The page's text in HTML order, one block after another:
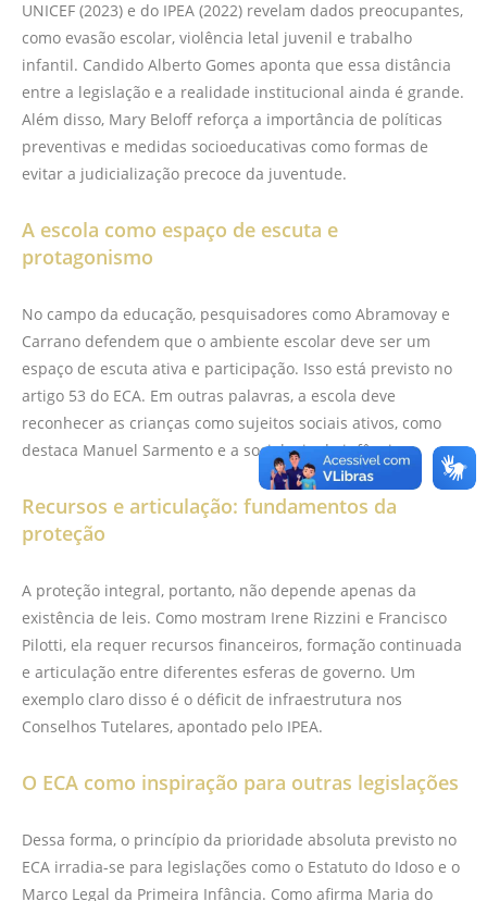
UNICEF (2023) e do IPEA (2022) revelam dados preocupantes,
como evasão escolar, violência letal juvenil e trabalho
infantil. Candido Alberto Gomes aponta que essa distância
entre a legislação e a realidade institucional ainda é grande.
Além disso, Mary Beloff reforça a importância de políticas
preventivas e medidas socioeducativas como formas de
evitar a judicialização precoce da juventude.
A escola como espaço de escuta e
protagonismo
No campo da educação, pesquisadores como Abramovay e
Carrano defendem que o ambiente escolar deve ser um
espaço de escuta ativa e participação. Isso está previsto no
artigo 53 do ECA. Em outras palavras, a escola deve
reconhecer as crianças como sujeitos sociais ativos, como
destaca Manuel Sarmento e a sociologia da infância.
Recursos e articulação: fundamentos da
proteção
A proteção integral, portanto, não depende apenas da
existência de leis. Como mostram Irene Rizzini e Francisco
Pilotti, ela requer recursos financeiros, formação continuada
e articulação entre diferentes esferas de governo. Um
exemplo claro disso é o déficit de infraestrutura nos
Conselhos Tutelares, apontado pelo IPEA.
O ECA como inspiração para outras legislações
Dessa forma, o princípio da prioridade absoluta previsto no
ECA irradia-se para legislações como o Estatuto do Idoso e o
Marco Legal da Primeira Infância. Como afirma Maria do